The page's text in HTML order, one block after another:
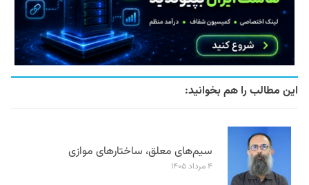
این مطالب را هم بخوانید:
سیم‌های معلق، ساختارهای موازی
۴ مرداد ۱۴۰۵